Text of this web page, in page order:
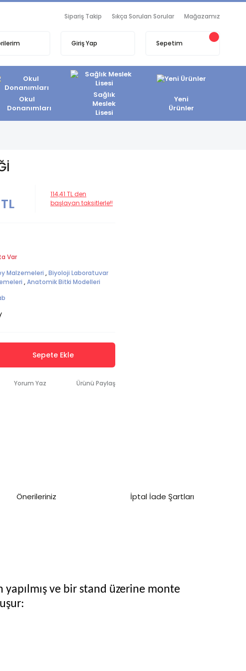
Sipariş Takip Sıkça Sorulan Sorular Mağazamız
Giriş Yap Sepetim
Okul
Donanımları
Sağlık
Meslek
Lisesi
Yeni
Ürünler
114,41 TL den
başlayan taksitlerle!!
Var
Malzemeleri ,Biyoloji Laboratuvar
,Anatomik Bitki Modelleri
Sepete Ekle
Yorum Yaz Ürünü Paylaş
Önerileriniz İptal İade Şartları
ve bir stand üzerine monte